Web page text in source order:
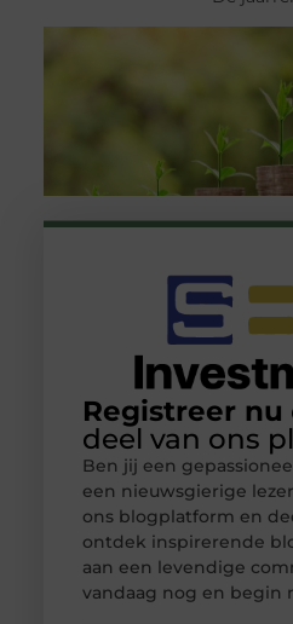
Registreer nu
deel van ons
Ben jij een
een nieuwsgierige
ons blogplatform en
ontdek inspirerende
aan een levendige
vandaag nog en begin